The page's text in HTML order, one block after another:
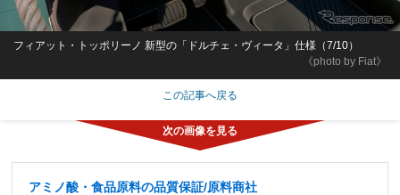
《photo by Fiat》
フィアット・トッポリーノ 新型の「ドルチェ・ヴィータ」仕様（7/10）
この記事へ戻る
アミノ酸・食品原料の品質保証/原料商社